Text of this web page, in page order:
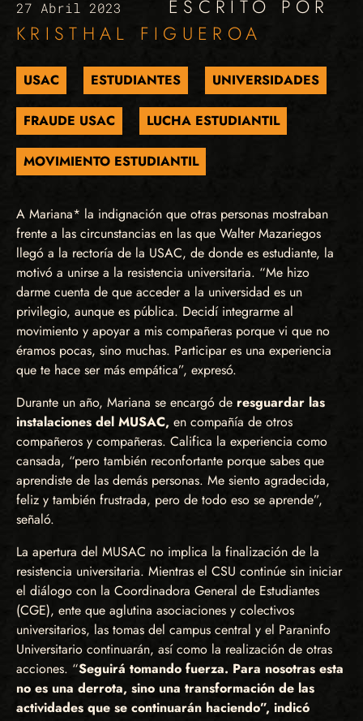
27 Abril 2023
ESCRITO POR
KRISTHAL FIGUEROA
USAC ESTUDIANTES UNIVERSIDADES
FRAUDE USAC LUCHA ESTUDIANTIL
MOVIMIENTO ESTUDIANTIL
A Mariana* la indignación que otras personas mostraban
frente a las circunstancias en las que Walter Mazariegos
llegó a la rectoría de la USAC, de donde es estudiante, la
motivó a unirse a la resistencia universitaria. “Me hizo
darme cuenta de que acceder a la universidad es un
privilegio, aunque es pública. Decidí integrarme al
movimiento y apoyar a mis compañeras porque vi que no
éramos pocas, sino muchas. Participar es una experiencia
que te hace ser más empática”, expresó.
Durante un año, Mariana se encargó de resguardar las
instalaciones del MUSAC, en compañía de otros
compañeros y compañeras. Califica la experiencia como
cansada, “pero también reconfortante porque sabes que
aprendiste de las demás personas. Me siento agradecida,
feliz y también frustrada, pero de todo eso se aprende”,
señaló.
La apertura del MUSAC no implica la finalización de la
resistencia universitaria. Mientras el CSU continúe sin iniciar
el diálogo con la Coordinadora General de Estudiantes
(CGE), ente que aglutina asociaciones y colectivos
universitarios, las tomas del campus central y el Paraninfo
Universitario continuarán, así como la realización de otras
acciones. “Seguirá tomando fuerza. Para nosotras esta
no es una derrota, sino una transformación de las
actividades que se continuarán haciendo”, indicó